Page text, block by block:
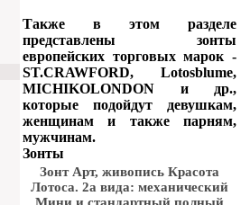
Также в этом разделе
представлены зонты
европейских торговых марок -
ST.CRAWFORD, Lotosblume,
MICHIKOLONDON и др.,
которые подойдут девушкам,
женщинам и также парням,
мужчинам.
Зонты
Зонт Арт, живопись Красота
Лотоса. 2а вида: механический
Мини и стандартный полный